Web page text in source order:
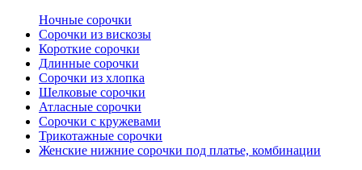
Ночные сорочки
Сорочки из вискозы
Короткие сорочки
Длинные сорочки
Сорочки из хлопка
Шелковые сорочки
Атласные сорочки
Сорочки с кружевами
Трикотажные сорочки
Женские нижние сорочки под платье, комбинации